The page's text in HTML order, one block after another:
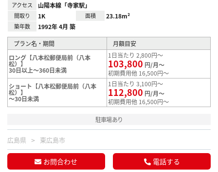
アクセス 山陽本線「寺家駅」
間取り 1K 面積 23.18m²
築年数 1992年 4月 築
プラン名・期間
月額目安
ロング【八本松郵便局前（八本
松）】
30日以上～360日未満
1日当たり 2,800円～
103,800 円/月～
初期費用他 16,500円～
ショート【八本松郵便局前（八本
松）】
～30日未満
1日当たり 3,100円～
112,800 円/月～
初期費用他 16,500円～
駐車場あり
広島県 東広島市
お問合わせ 電話する